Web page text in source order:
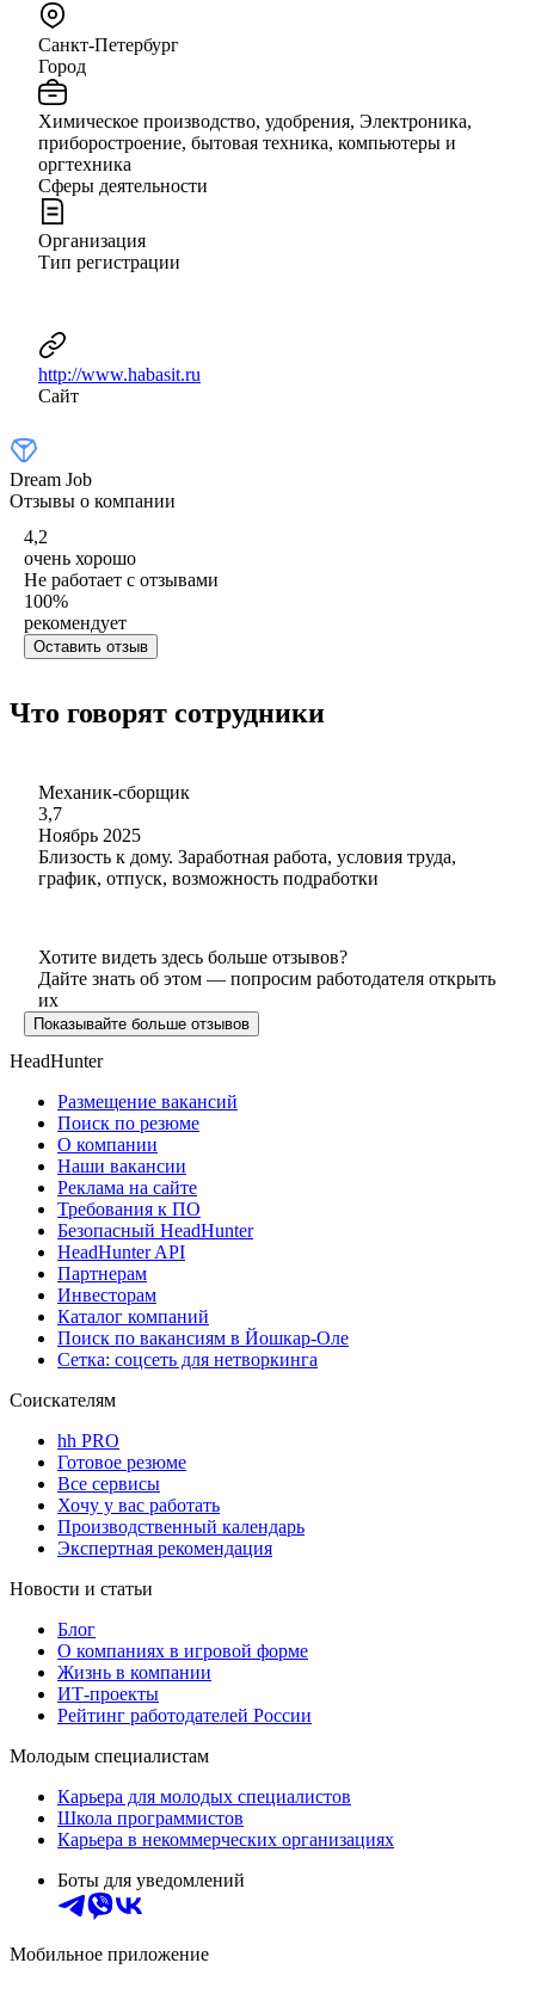
Санкт-Петербург
Город
Химическое производство, удобрения, Электроника,
приборостроение, бытовая техника, компьютеры и
оргтехника
Сферы деятельности
Организация
Тип регистрации
http://www.habasit.ru
Сайт
Dream Job
Отзывы о компании
4,2
очень хорошо
Не работает с отзывами
100%
рекомендует
Оставить отзыв
Что говорят сотрудники
Механик-сборщик
3,7
Ноябрь 2025
Близость к дому. Заработная работа, условия труда,
график, отпуск, возможность подработки
Хотите видеть здесь больше отзывов?
Дайте знать об этом — попросим работодателя открыть
их
Показывайте больше отзывов
HeadHunter
Размещение вакансий
Поиск по резюме
О компании
Наши вакансии
Реклама на сайте
Требования к ПО
Безопасный HeadHunter
HeadHunter API
Партнерам
Инвесторам
Каталог компаний
Поиск по вакансиям в Йошкар-Оле
Сетка: соцсеть для нетворкинга
Соискателям
hh PRO
Готовое резюме
Все сервисы
Хочу у вас работать
Производственный календарь
Экспертная рекомендация
Новости и статьи
Блог
О компаниях в игровой форме
Жизнь в компании
ИТ-проекты
Рейтинг работодателей России
Молодым специалистам
Карьера для молодых специалистов
Школа программистов
Карьера в некоммерческих организациях
Боты для уведомлений
Мобильное приложение